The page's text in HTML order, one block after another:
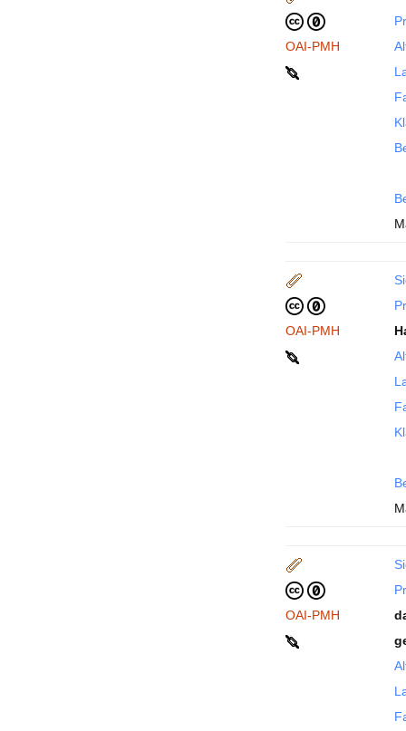
OAI-PMH
OAI-PMH
OAI-PMH